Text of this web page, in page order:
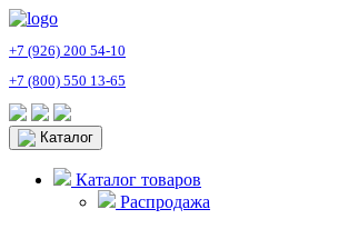
+7 (926) 200 54-10
+7 (800) 550 13-65
Каталог
Каталог товаров
Распродажа